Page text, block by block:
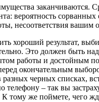
заканчиваются.
вероятность сорванных
несоответствия вашим
хороший результат,
Это должен быть
работы и достойным
окончательным
разных черных списках,
телефону – так вы
тому же поймете, чего